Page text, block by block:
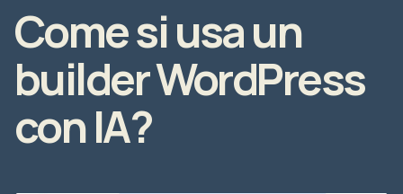
Come si usa un
builder WordPress
con IA?